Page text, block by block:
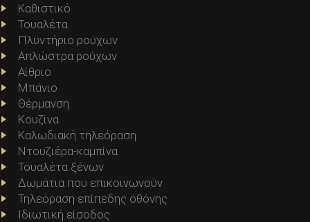
Καθιστικό
Τουαλέτα
Πλυντήριο ρούχων
Απλώστρα ρούχων
Αίθριο
Μπάνιο
Θέρμανση
Κουζίνα
Καλωδιακή τηλεόραση
Ντουζιέρα-καμπίνα
Τουαλέτα ξένων
Δωμάτια που επικοινωνούν
Τηλεόραση επίπεδης οθόνης
Ιδιωτική είσοδος